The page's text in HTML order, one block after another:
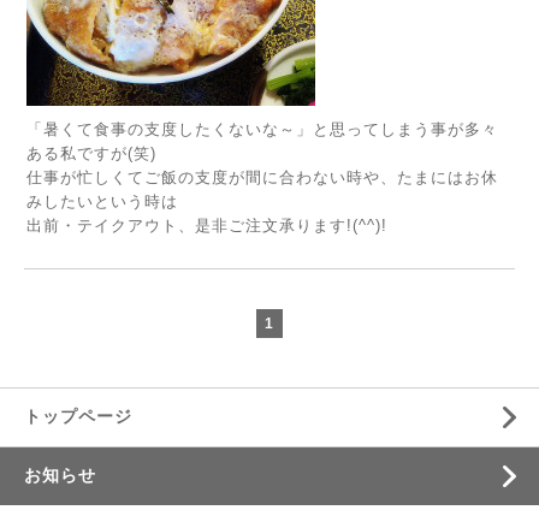
「暑くて食事の支度したくないな～」と思ってしまう事が多々
ある私ですが(笑)
仕事が忙しくてご飯の支度が間に合わない時や、たまにはお休
みしたいという時は
出前・テイクアウト、是非ご注文承ります!(^^)!
1
トップページ
お知らせ